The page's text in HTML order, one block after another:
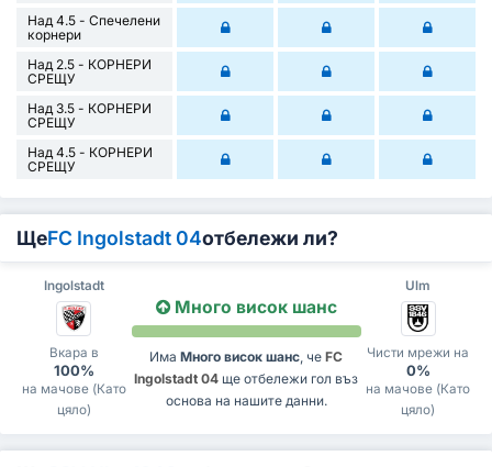
Над 4.5 - Спечелени
корнери
Над 2.5 - КОРНЕРИ
СРЕЩУ
Над 3.5 - КОРНЕРИ
СРЕЩУ
Над 4.5 - КОРНЕРИ
СРЕЩУ
ЩеFC Ingolstadt 04отбележи ли?
Ingolstadt Ulm
Вкара в
100%
на мачове (Като
цяло)
Много висок шанс
Има Много висок шанс , че FC
Ingolstadt 04 ще отбележи гол въз
основа на нашите данни.
Чисти мрежи на
0%
на мачове (Като
цяло)